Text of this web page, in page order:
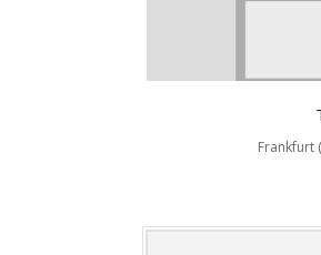
Frankfurt